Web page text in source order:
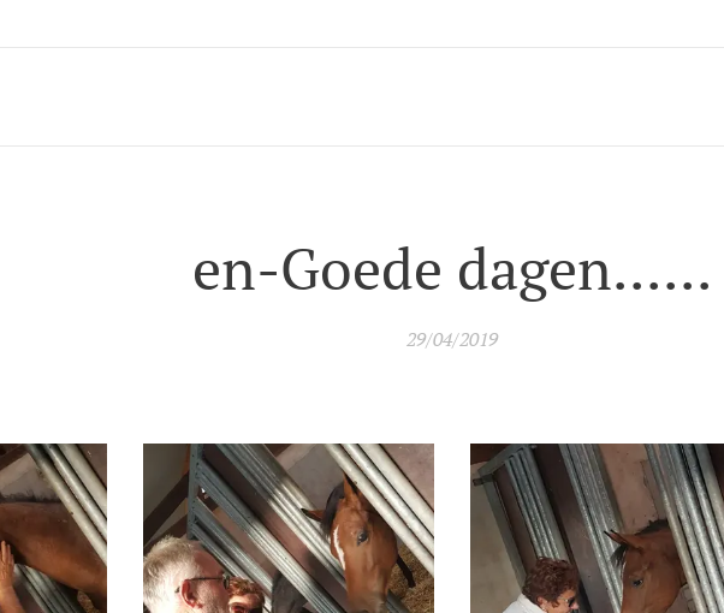
en-Goede dagen......
29/04/2019